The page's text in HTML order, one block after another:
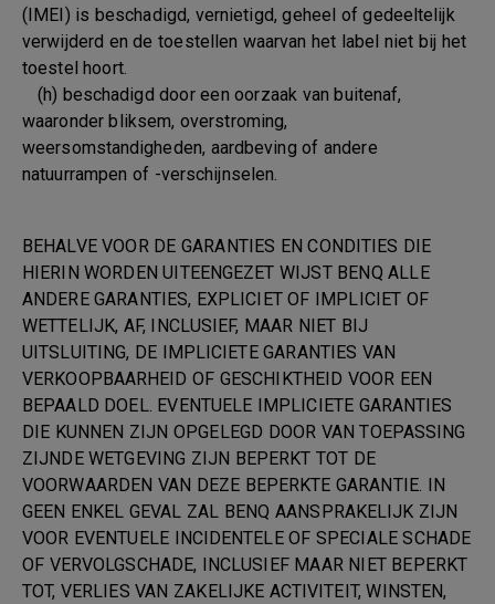
(IMEI) is beschadigd, vernietigd, geheel of gedeeltelijk
verwijderd en de toestellen waarvan het label niet bij het
toestel hoort.
(h) beschadigd door een oorzaak van buitenaf,
waaronder bliksem, overstroming,
weersomstandigheden, aardbeving of andere
natuurrampen of -verschijnselen.
BEHALVE VOOR DE GARANTIES EN CONDITIES DIE
HIERIN WORDEN UITEENGEZET WIJST BENQ ALLE
ANDERE GARANTIES, EXPLICIET OF IMPLICIET OF
WETTELIJK, AF, INCLUSIEF, MAAR NIET BIJ
UITSLUITING, DE IMPLICIETE GARANTIES VAN
VERKOOPBAARHEID OF GESCHIKTHEID VOOR EEN
BEPAALD DOEL. EVENTUELE IMPLICIETE GARANTIES
DIE KUNNEN ZIJN OPGELEGD DOOR VAN TOEPASSING
ZIJNDE WETGEVING ZIJN BEPERKT TOT DE
VOORWAARDEN VAN DEZE BEPERKTE GARANTIE. IN
GEEN ENKEL GEVAL ZAL BENQ AANSPRAKELIJK ZIJN
VOOR EVENTUELE INCIDENTELE OF SPECIALE SCHADE
OF VERVOLGSCHADE, INCLUSIEF MAAR NIET BEPERKT
TOT, VERLIES VAN ZAKELIJKE ACTIVITEIT, WINSTEN,